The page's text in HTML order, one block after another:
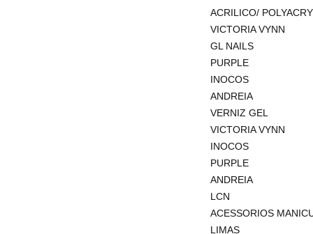
ACRILICO/
VICTORIA VYNN
GL NAILS
PURPLE
INOCOS
ANDREIA
VERNIZ GEL
VICTORIA VYNN
INOCOS
PURPLE
ANDREIA
LCN
ACESSORIOS
LIMAS